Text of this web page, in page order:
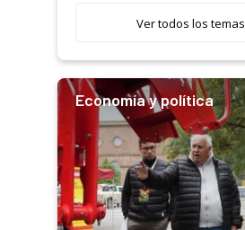
Ver todos los temas
Economía y política